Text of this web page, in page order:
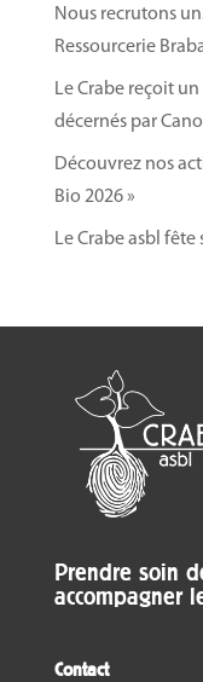
votre
intervenir
Programme
Le 07 juin –
La lutte
Les
Laitues
Les
Le 21 juin –
Nous recrutons
Ressourcerie
Le Crabe reçoit
décernés par
Découvrez nos
Bio 2026 »
Le Crabe asbl fête
Prendre soin
accompagner
Contact